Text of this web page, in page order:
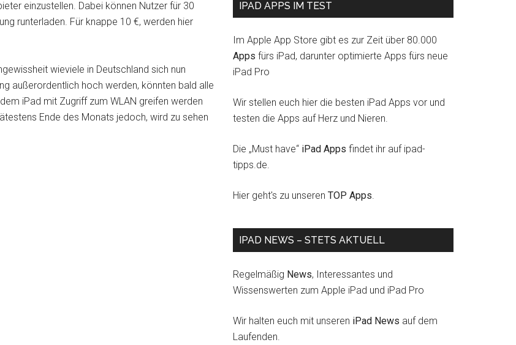
einzustellen. Dabei können Nutzer für 30
runterladen. Für knappe 10 €, werden hier
wieviele in Deutschland sich nun
außerordentlich hoch werden, könnten bald alle
iPad mit Zugriff zum WLAN greifen werden
Ende des Monats jedoch, wird zu sehen
IPAD APPS IM TEST
Im Apple App Store gibt es zur Zeit über 80.000
Apps fürs iPad, darunter optimierte Apps fürs neue
iPad Pro
Wir stellen euch hier die besten iPad Apps vor und
testen die Apps auf Herz und Nieren.
Die „Must have“ iPad Apps findet ihr auf ipad-
tipps.de.
Hier geht's zu unseren TOP Apps.
IPAD NEWS – STETS AKTUELL
Regelmäßig News, Interessantes und
Wissenswerten zum Apple iPad und iPad Pro
Wir halten euch mit unseren iPad News auf dem
Laufenden.